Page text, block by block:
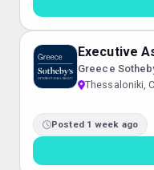
Executive
Greece
Thessaloniki,
Posted 1 week ago